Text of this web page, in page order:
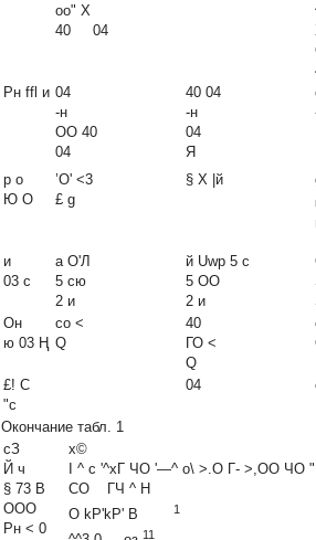
оо" X
40 04
Рн ffl и 04
-н
ОО 40
04
40 04
-н
04
Я
р о
Ю О
’О' <3
£ g
§ X |й
и
03 с
а О'Л
5 сю
2 и
й Uwp 5 с
5 ОО
2 и
Он
ю 03 Ң
со <
Q
40
ГО <
Q
£! С
"с
04
Окончание табл. 1
сЗ
Й ч
§ 73 В
ООО
Рн < 0
х©
І ^ с '^хГ ЧО '—^ о\ >.О Г- >,ОО ЧО "
СО ГЧ ^ Н
О kP'kP' В 1
11